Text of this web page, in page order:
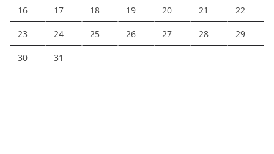
16 17 18 19 20 21 22
23 24 25 26 27 28 29
30 31